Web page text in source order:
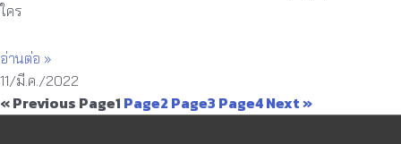
ใคร
อ่านต่อ »
11/มี.ค./2022
« Previous Page1 Page2 Page3 Page4Next »